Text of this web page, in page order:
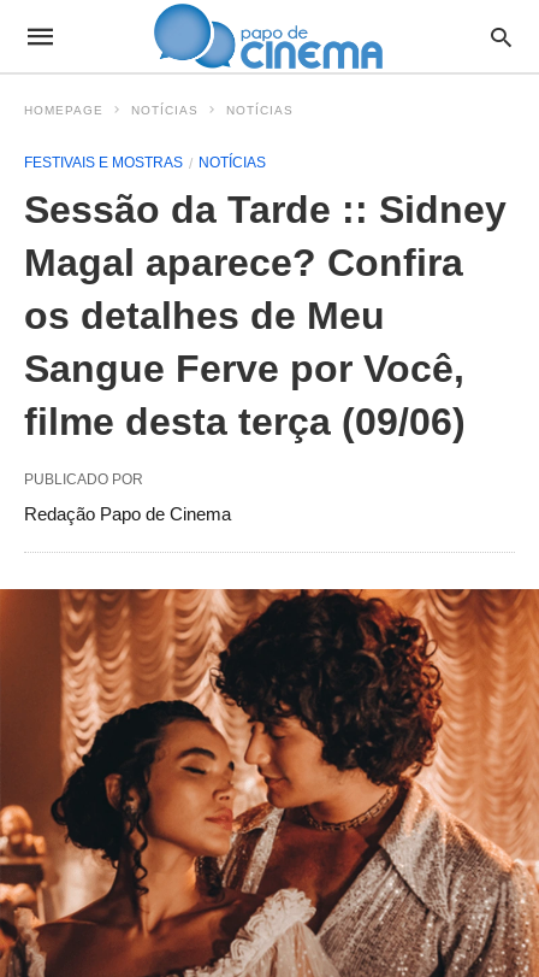
HOMEPAGE NOTÍCIAS NOTÍCIAS
FESTIVAIS E MOSTRAS NOTÍCIAS
Sessão da Tarde :: Sidney
Magal aparece? Confira
os detalhes de Meu
Sangue Ferve por Você,
filme desta terça (09/06)
PUBLICADO POR
Redação Papo de Cinema